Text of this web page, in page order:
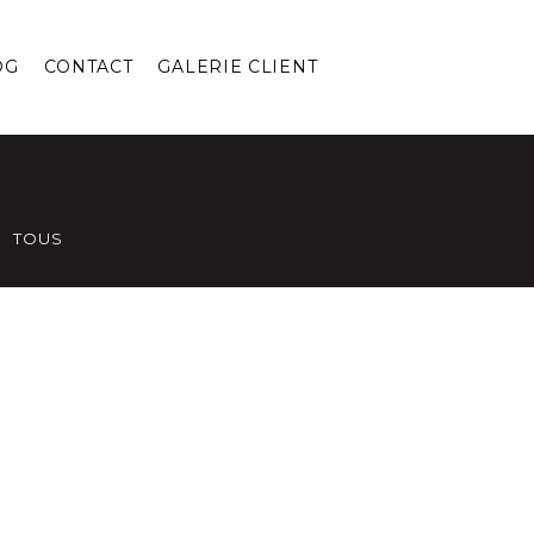
CONTACT GALERIE CLIENT
TOUS